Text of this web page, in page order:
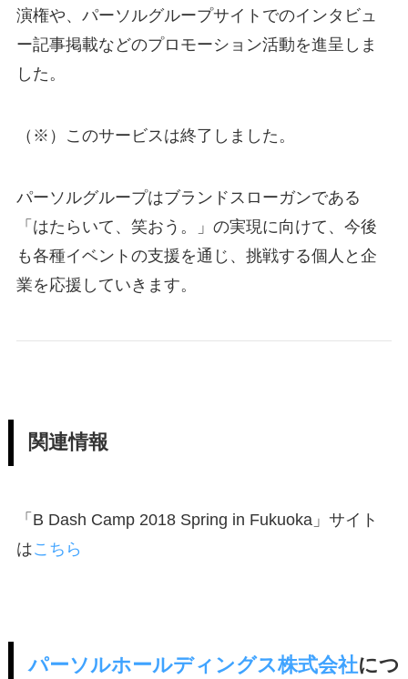
演権や、パーソルグループサイトでのインタビュ
ー記事掲載などのプロモーション活動を進呈しま
した。
（※）このサービスは終了しました。
パーソルグループはブランドスローガンである
「はたらいて、笑おう。」の実現に向けて、今後
も各種イベントの支援を通じ、挑戦する個人と企
業を応援していきます。
関連情報
「B Dash Camp 2018 Spring in Fukuoka」サイト
はこちら
パーソルホールディングス株式会社につ